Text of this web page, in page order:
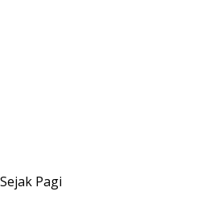
Pagi